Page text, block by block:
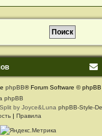
phpBB® Forum Software © phpBB
phpBB
by Joyce&LunaphpBB-Style-
|Правила